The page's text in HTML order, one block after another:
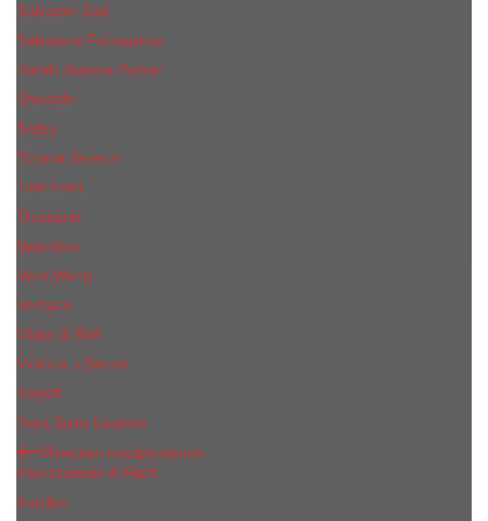
Salvador Dali
Salvatore Ferragamo
Sarah Jessica Parker
Shiseido
Sisley
Tiziana Terenzi
Tom Ford
Trussardi
Valentino
Vera Wang
Versace
Viktor & Rolf
Victoria s Secret
Xerjoff
Yves Saint Laurent
Мужская парфюмерия
Abercrombie & Fitch
Annifen